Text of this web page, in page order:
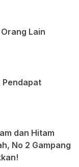
Lain
Pendapat
dan Hitam
No 2 Gampang